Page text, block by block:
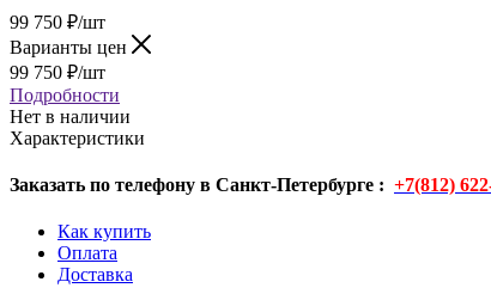
99 750 ₽/шт
Варианты цен
99 750 ₽/шт
Подробности
Нет в наличии
Характеристики
Заказать по телефону в Санкт-Петербурге : +7(812)
Как купить
Оплата
Доставка